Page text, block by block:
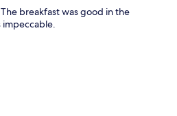
breakfast was good in the
impeccable.